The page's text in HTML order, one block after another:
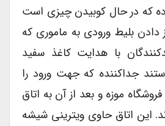
که در حال کوبیدن چیزی است
بلیط ورودی به ماموری که
با هدایت کاغذ سفید
جداکننده که جهت ورود را
موزه و بعد از آن به اتاق
اتاق حاوی ویترینی شیشه